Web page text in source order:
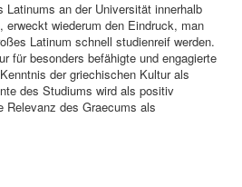
an der Universität innerhalb
erweckt wiederum den Eindruck, man
Latinum schnell studienreif werden.
für besonders befähigte und engagierte
der griechischen Kultur als
des Studiums wird als positiv
des Graecums als